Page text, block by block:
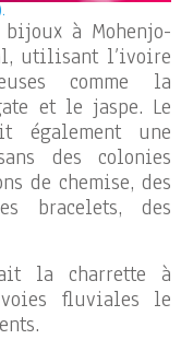
à Mohenjo-
utilisant l’ivoire
comme la
et le jaspe. Le
également une
des colonies
de chemise, des
bracelets, des
la charrette à
fluviales le